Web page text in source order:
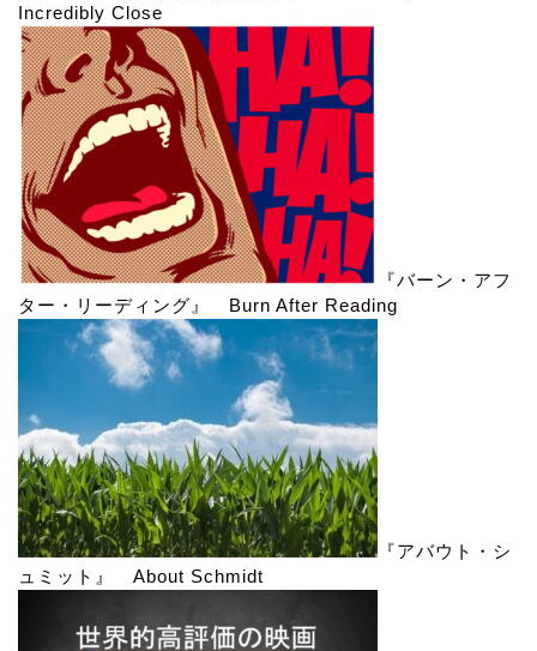
Incredibly Close
『バーン・アフ
ター・リーディング』 Burn After Reading
『アバウト・シ
ュミット』 About Schmidt